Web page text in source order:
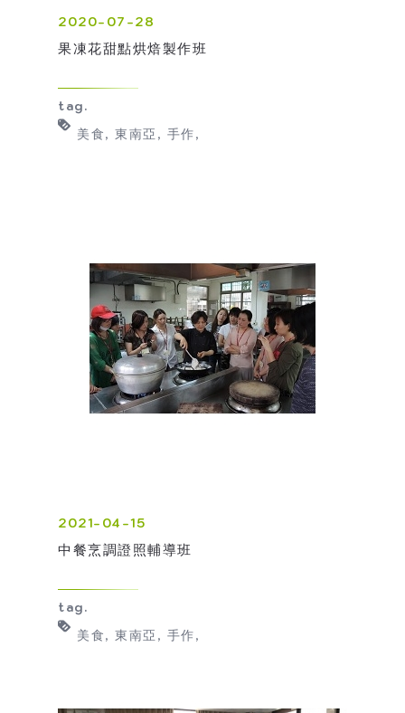
2020-07-28
果凍花甜點烘焙製作班
tag.
美食 東南亞 手作
2021-04-15
中餐烹調證照輔導班
tag.
美食 東南亞 手作